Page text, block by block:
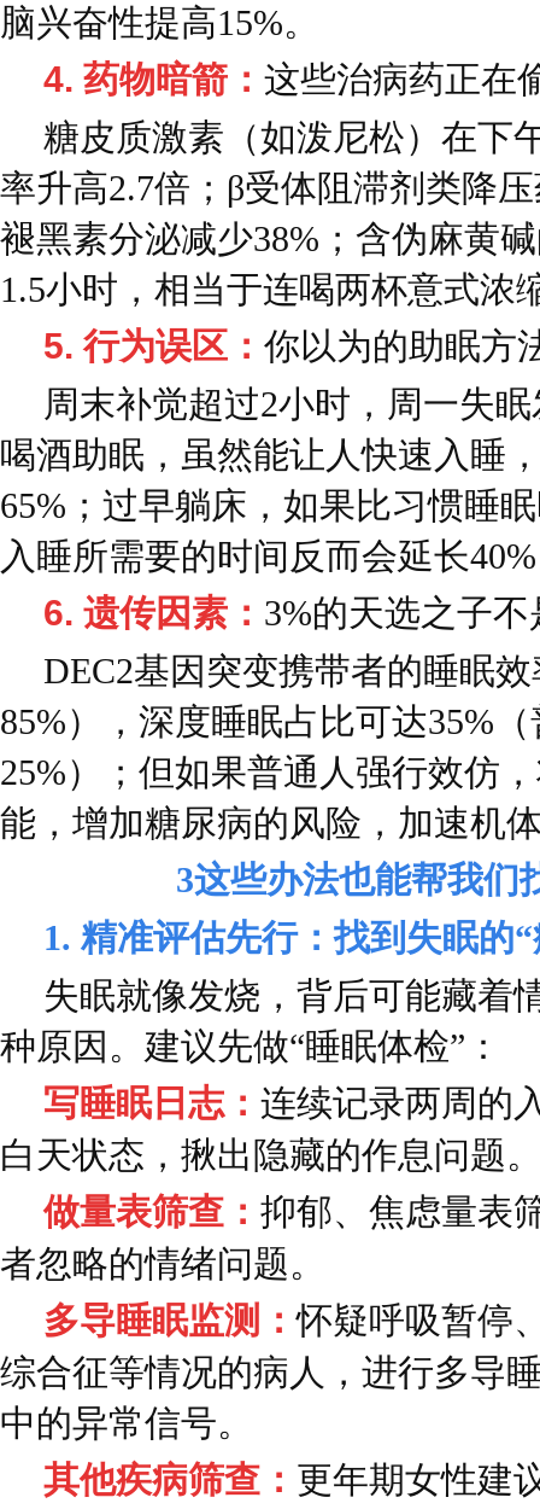
脑兴奋性提高15%。
4. 药物暗箭： 这些治病药正在
糖皮质激素（如泼尼松）在下
率升高2.7倍；β受体阻滞剂类降
褪黑素分泌减少38%；含伪麻黄
1.5小时，相当于连喝两杯意式浓
5. 行为误区： 你以为的助眠方
周末补觉超过2小时，周一失
喝酒助眠，虽然能让人快速入睡
65%；过早躺床，如果比习惯睡
入睡所需要的时间反而会延长
6. 遗传因素： 3%的天选之子
DEC2基因突变携带者的睡眠
85%），深度睡眠占比可达35%
25%）；但如果普通人强行效仿
能，增加糖尿病的风险，加速机
3这些办法也能帮我们
1. 精准评估先行：找到失眠的
失眠就像发烧，背后可能藏着
种原因。建议先做“睡眠体检”：
写睡眠日志： 连续记录两周的
白天状态，揪出隐藏的作息问题
做量表筛查： 抑郁、焦虑量表
者忽略的情绪问题。
多导睡眠监测：怀疑呼吸暂停
综合征等情况的病人，进行多导
中的异常信号。
其他疾病筛查： 更年期女性建